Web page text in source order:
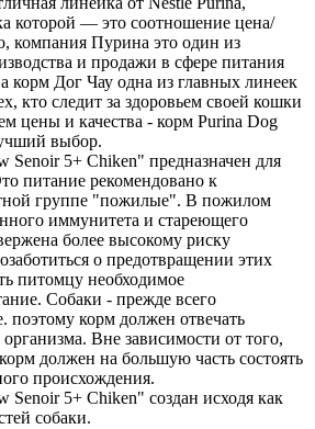
которой — это соотношение цена/
компания Пурина это один из
и продажи в сфере питания
Дог Чау одна из главных линеек
кто следит за здоровьем своей кошки
цены и качества - корм Purina Dog
выбор.
Senoir 5+ Chiken" предназначен для
питание рекомендовано к
группе "пожилые". В пожилом
иммунитета и стареющего
более высокому риску
о предотвращении этих
питомцу необходимое
Собаки - прежде всего
поэтому корм должен отвечать
Вне зависимости от того,
должен на большую часть состоять
происхождения.
5+ Chiken" создан исходя как
собаки.